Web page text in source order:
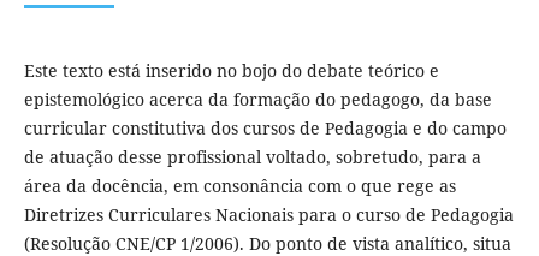
Este texto está inserido no bojo do debate teórico e
epistemológico acerca da formação do pedagogo, da base
curricular constitutiva dos cursos de Pedagogia e do campo
de atuação desse profissional voltado, sobretudo, para a
área da docência, em consonância com o que rege as
Diretrizes Curriculares Nacionais para o curso de Pedagogia
(Resolução CNE/CP 1/2006). Do ponto de vista analítico, situa